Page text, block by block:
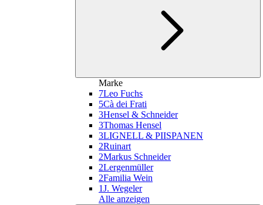
Marke
7Leo Fuchs
5Cà dei Frati
3Hensel & Schneider
3Thomas Hensel
3LIGNELL & PIISPANEN
2Ruinart
2Markus Schneider
2Lergenmüller
2Familia Wein
1J. Wegeler
Alle anzeigen